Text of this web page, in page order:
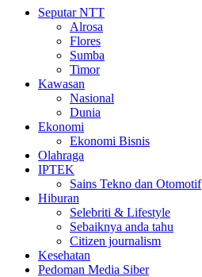
Seputar NTT
Alrosa
Flores
Sumba
Timor
Kawasan
Nasional
Dunia
Ekonomi
Ekonomi Bisnis
Olahraga
IPTEK
Sains Tekno dan Otomotif
Hiburan
Selebriti & Lifestyle
Sebaiknya anda tahu
Citizen journalism
Kesehatan
Pedoman Media Siber